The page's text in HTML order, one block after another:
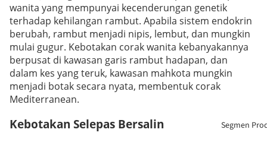
Segmen
wanita yang mempunyai kecenderungan genetik
terhadap kehilangan rambut. Apabila sistem endokrin
berubah, rambut menjadi nipis, lembut, dan mungkin
mulai gugur. Kebotakan corak wanita kebanyakannya
berpusat di kawasan garis rambut hadapan, dan
dalam kes yang teruk, kawasan mahkota mungkin
menjadi botak secara nyata, membentuk corak
Mediterranean.
Kebotakan Selepas Bersalin